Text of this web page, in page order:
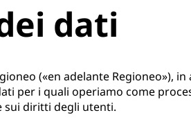
dati
(«en adelante Regioneo»),
per i quali operiamo come
sui diritti degli utenti.